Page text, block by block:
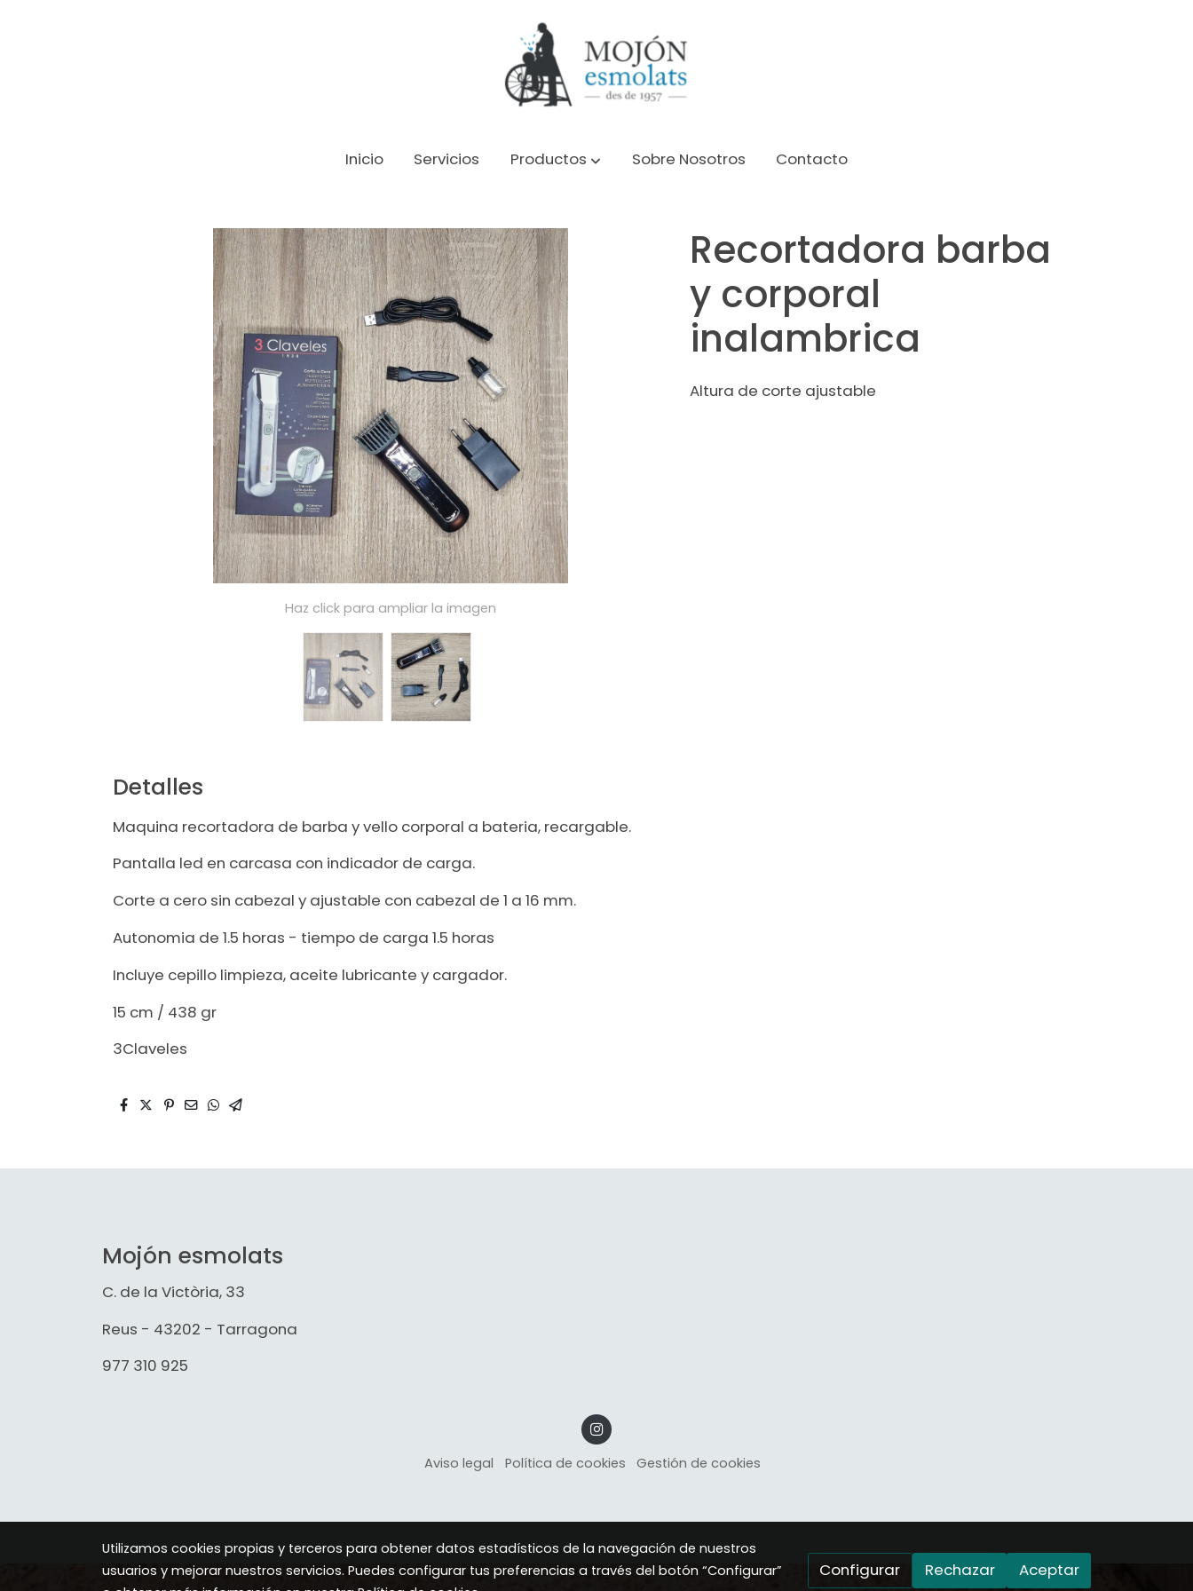
Inicio Servicios Productos Sobre Nosotros Contacto
Recortadora barba y corporal inalambrica
Haz click para ampliar la imagen
Detalles
Maquina recortadora de barba y vello corporal a bateria, recargable.
Pantalla led en carcasa con indicador de carga.
Corte a cero sin cabezal y ajustable con cabezal de 1 a 16 mm.
Autonomia de 1.5 horas - tiempo de carga 1.5 horas
Incluye cepillo limpieza, aceite lubricante y cargador.
15 cm / 438 gr
3Claveles
Recortadora barba
y corporal
inalambrica
Altura de corte ajustable
Mojón esmolats
C. de la Victòria, 33
Reus - 43202 - Tarragona
977 310 925
Aviso legal Política de cookies Gestión de cookies
Utilizamos cookies propias y terceros para obtener datos estadísticos de la navegación de nuestros
usuarios y mejorar nuestros servicios. Puedes configurar tus preferencias a través del botón “Configurar”
Configurar Rechazar Aceptar